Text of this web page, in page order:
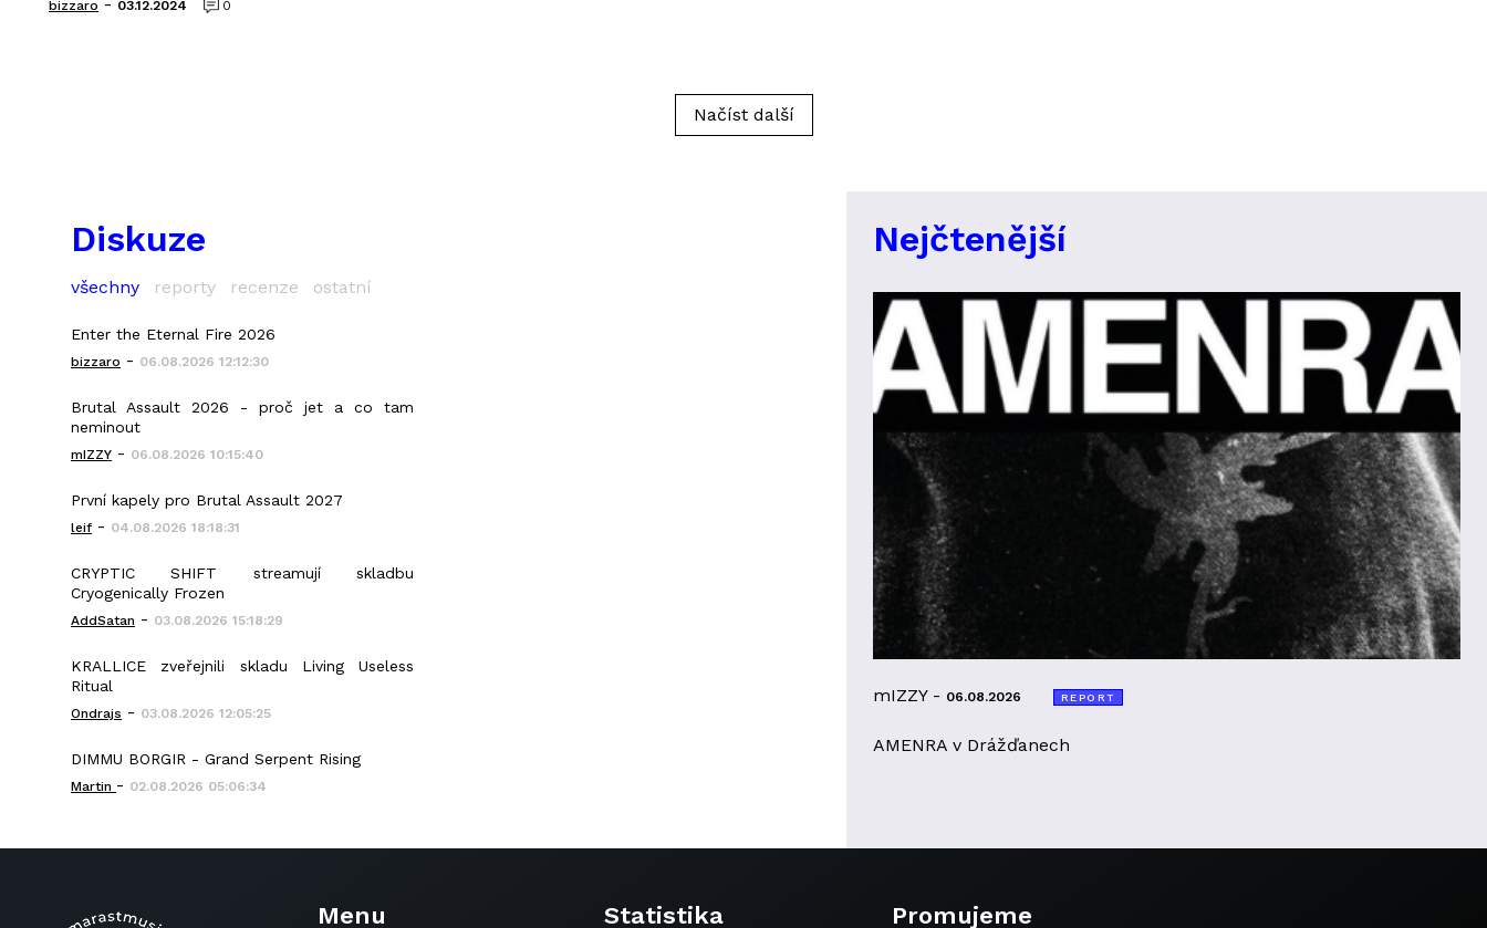
bizzaro 03.12.2024 0
Načíst další
Diskuze
všechny reporty recenze ostatní
Enter the Eternal Fire 2026
bizzaro - 06.08.2026 12:12:30
Brutal Assault 2026 - proč jet a co tam
neminout
mIZZY - 06.08.2026 10:15:40
První kapely pro Brutal Assault 2027
leif - 04.08.2026 18:18:31
CRYPTIC SHIFT streamují skladbu
Cryogenically Frozen
AddSatan - 03.08.2026 15:18:29
KRALLICE zveřejnili skladu Living Useless
Ritual
Ondrajs - 03.08.2026 12:05:25
DIMMU BORGIR - Grand Serpent Rising
Martin - 02.08.2026 05:06:34
Nejčtenější
mIZZY - 06.08.2026 REPORT
AMENRA v Drážďanech
Menu Statistika Promujeme